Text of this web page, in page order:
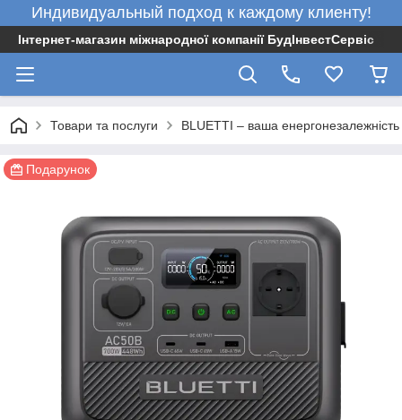
Индивидуальный подход к каждому клиенту!
Інтернет-магазин міжнародної компанії БудІнвестСервіс
Товари та послуги BLUETTI – ваша
Подарунок